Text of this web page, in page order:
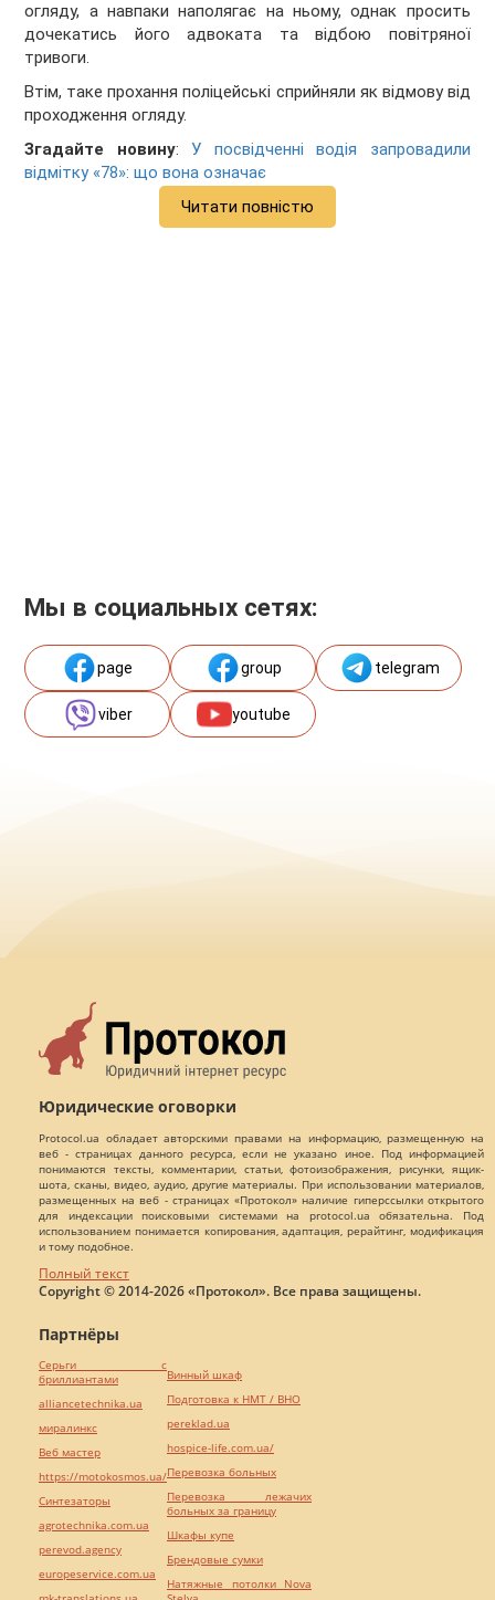
огляду, а навпаки наполягає на ньому, однак просить
дочекатись його адвоката та відбою повітряної
тривоги.
Втім, таке прохання поліцейські сприйняли як відмову від
проходження огляду.
Згадайте новину:У посвідченні водія запровадили
відмітку «78»: що вона означає
Читати повністю
Мы в социальных сетях:
page group telegram
viber youtube
Юридические оговорки
Protocol.ua обладает авторскими правами на информацию, размещенную на
веб - страницах данного ресурса, если не указано иное. Под информацией
понимаются тексты, комментарии, статьи, фотоизображения, рисунки, ящик-
шота, сканы, видео, аудио, другие материалы. При использовании материалов,
размещенных на веб - страницах «Протокол» наличие гиперссылки открытого
для индексации поисковыми системами на protocol.ua обязательна. Под
использованием понимается копирования, адаптация, рерайтинг, модификация
и тому подобное.
Полный текст
Copyright © 2014-2026 «Протокол». Все права защищены.
Партнёры
Серьги с
бриллиантами
alliancetechnika.ua
миралинкс
Веб мастер
https://motokosmos.ua/
Синтезаторы
agrotechnika.com.ua
perevod.agency
europeservice.com.ua
Винный шкаф
Подготовка к НМТ / ВНО
pereklad.ua
hospice-life.com.ua/
Перевозка больных
Перевозка лежачих
больных за границу
Шкафы купе
Брендовые сумки
Натяжные потолки Nova